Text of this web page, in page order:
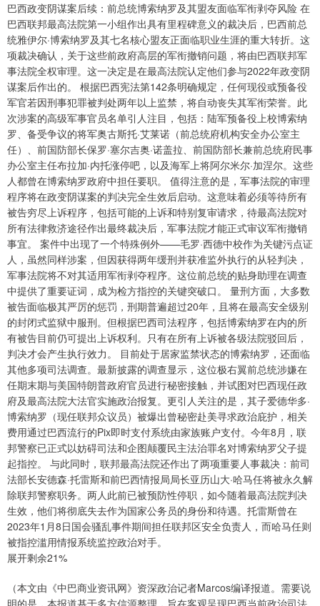
巴西政变阴谋案后续：前总统博索纳罗及其盟友面临军衔剥夺风险 在
巴西联邦最高法院第一小组作出具有里程碑意义的裁决后，巴西前总
统雅伊尔·博索纳罗及其七名核心盟友正面临职业生涯的重大转折。这
项裁决确认，关于这些前政府高层的军衔撤销问题，将由巴西联邦军
事法院全权审理。这一决定是在最高法院认定他们参与2022年政变阴
谋案后作出的。 根据巴西宪法第142条明确规定，任何现役或预备役
军官若因刑事犯罪被判处两年以上监禁，将自动丧失其军衔荣誉。此
次涉案的高级军事官员名单引人注目，包括：陆军预备役上校博索纳
罗、备受争议的将军奥古斯托·艾莱诺（前总统府机构安全办公室主
任）、前国防部长保罗·塞尔吉奥·诺盖拉、前国防部长兼前总统府民事
办公室主任布拉加·内托涨停吧，以及海军上将阿尔米尔·加涅尔。这些
人都曾在博索纳罗政府中担任要职。 值得注意的是，军事法院的审理
程序将在政变阴谋案的判决完全生效后启动。这意味着必须等待所有
被告穷尽上诉程序，包括可能的上诉和特别复审请求，待最高法院对
所有法律救济途径作出最终裁决后，军事法院才能正式审议军衔撤销
事宜。 案件中出现了一个特殊例外——毛罗·西德中校作为关键污点证
人，虽然同样涉案，但因获得两年缓刑并获准监外执行的从轻判决，
军事法院将不对其适用军衔剥夺程序。这位前总统的贴身助理在调查
中提供了重要证词，成为检方指控的关键突破口。 量刑方面，大多数
被告面临极其严厉的惩罚，刑期普遍超过20年，且将在最高安全级别
的封闭式监狱中服刑。但根据巴西司法程序，包括博索纳罗在内的所
有被告目前仍可提出上诉权利。只有在所有上诉被各级法院驳回后，
判决才会产生执行效力。 目前处于居家监禁状态的博索纳罗，还面临
其他多项司法调查。最新披露的调查显示，这位极右翼前总统涉嫌在
任期末期与美国特朗普政府官员进行秘密接触，并试图对巴西现任政
府及最高法院大法官实施政治报复。更引人关注的是，其子爱德华多·
博索纳罗（现任联邦众议员）被爆出曾秘密赴美寻求政治庇护，相关
费用通过巴西流行的Pix即时支付系统由家族账户支付。今年8月，联
邦警察已正式以妨碍司法和企图颠覆民主法治罪名对博索纳罗父子提
起指控。 与此同时，联邦最高法院还作出了两项重要人事裁决：前司
法部长安德森·托雷斯和前巴西情报局局长亚历山大·哈马任将被永久解
除联邦警察职务。两人此前已被预防性停职，如今随着最高法院判决
生效，他们将彻底失去作为国家公务员的身份和待遇。托雷斯曾在
2023年1月8日国会骚乱事件期间担任联邦区安全负责人，而哈马任则
被指控滥用情报系统监控政治对手。
展开剩余21%
（本文由《中巴商业资讯网》资深政治记者Marcos编译报道。需要说